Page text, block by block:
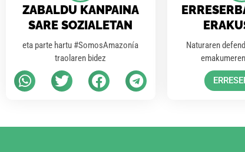
ZABALDU KANPAINA
SARE SOZIALETAN
eta parte hartu #SomosAmazonía
traolaren bidez
Naturaren